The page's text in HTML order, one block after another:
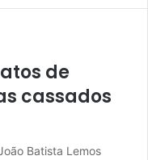
de
cassados
Batista Lemos